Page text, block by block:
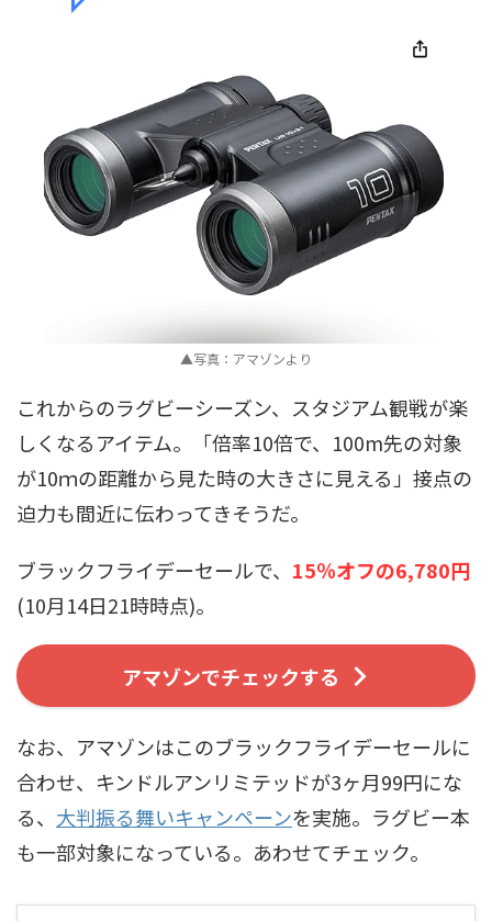
▲写真：アマゾンより
これからのラグビーシーズン、スタジアム観戦が楽
しくなるアイテム。「倍率10倍で、100m先の対象
が10ｍの距離から見た時の大きさに見える」接点の
迫力も間近に伝わってきそうだ。
ブラックフライデーセールで、 15％オフの6,780円
(10月14日21時時点)。
アマゾンでチェックする
なお、アマゾンはこのブラックフライデーセールに
合わせ、キンドルアンリミテッドが3ヶ月99円にな
る、 大判振る舞いキャンペーンを実施。ラグビー本
も一部対象になっている。あわせてチェック。